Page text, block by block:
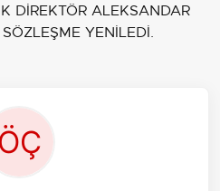
DİREKTÖR ALEKSANDAR
YENİLEDİ.